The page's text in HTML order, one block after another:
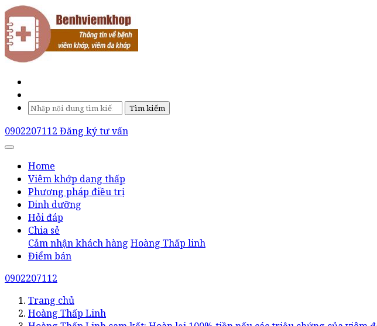
Tìm kiếm
0902207112 Đăng ký tư vấn
Home
Viêm khớp dạng thấp
Phương pháp điều trị
Dinh dưỡng
Hỏi đáp
Chia sẻ
Cảm nhận khách hàng Hoàng Thấp linh
Điểm bán
0902207112
Trang chủ
Hoàng Thấp Linh